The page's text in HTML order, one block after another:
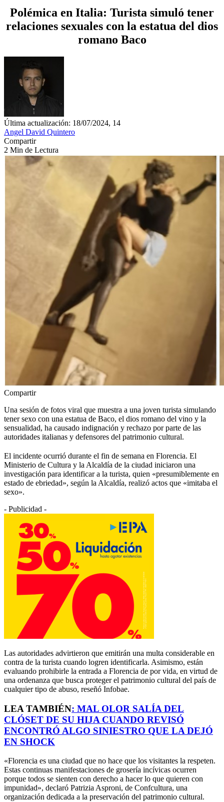
Polémica en Italia: Turista simuló tener
relaciones sexuales con la estatua del dios
romano Baco
Última actualización: 18/07/2024, 14
Angel David Quintero
Compartir
2 Min de Lectura
Compartir
Una sesión de fotos viral que muestra a una joven turista simulando
tener sexo con una estatua de Baco, el dios romano del vino y la
sensualidad, ha causado indignación y rechazo por parte de las
autoridades italianas y defensores del patrimonio cultural.
El incidente ocurrió durante el fin de semana en Florencia. El
Ministerio de Cultura y la Alcaldía de la ciudad iniciaron una
investigación para identificar a la turista, quien «presumiblemente en
estado de ebriedad», según la Alcaldía, realizó actos que «imitaba el
sexo».
- Publicidad -
Las autoridades advirtieron que emitirán una multa considerable en
contra de la turista cuando logren identificarla. Asimismo, están
evaluando prohibirle la entrada a Florencia de por vida, en virtud de
una ordenanza que busca proteger el patrimonio cultural del país de
cualquier tipo de abuso, reseñó Infobae.
LEA TAMBIÉN: MAL OLOR SALÍA DEL
CLÓSET DE SU HIJA CUANDO REVISÓ
ENCONTRÓ ALGO SINIESTRO QUE LA DEJÓ
EN SHOCK
«Florencia es una ciudad que no hace que los visitantes la respeten.
Estas continuas manifestaciones de grosería incívicas ocurren
porque todos se sienten con derecho a hacer lo que quieren con
impunidad», declaró Patrizia Asproni, de Confcultura, una
organización dedicada a la preservación del patrimonio cultural.